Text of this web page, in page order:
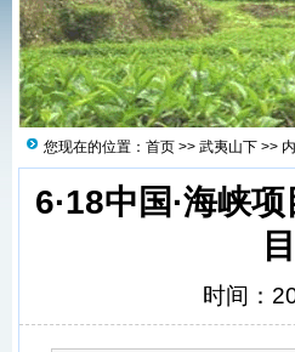
您现在的位置： 首页 >> 武夷山下 >>
6·18中国·海峡
时间：